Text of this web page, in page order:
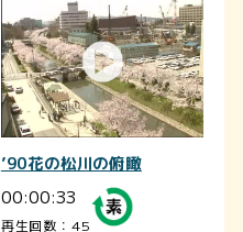
’90花の松川の俯瞰
00:00:33
再生回数：45